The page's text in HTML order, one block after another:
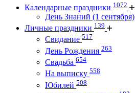
Календарные праздники 1072
День Знаний (1 сентября)
Личные праздники 139
Свидание 517
День Рождения 263
Свадьба 654
На выписку 558
Юбилей 508